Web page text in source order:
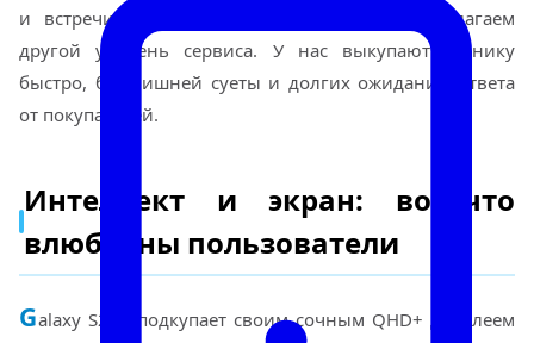
и встречи в сомнительных местах. Мы предлагаем
другой уровень сервиса. У нас выкупают технику
быстро, без лишней суеты и долгих ожиданий ответа
от покупателей.
Интеллект и экран: во что
влюблены пользователи
Galaxy S24+ подкупает своим сочным QHD+ дисплеем